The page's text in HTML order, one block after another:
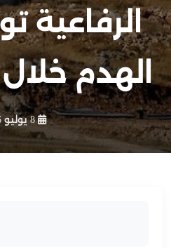
الرفاعية
الهدم
8 يوليو 2026